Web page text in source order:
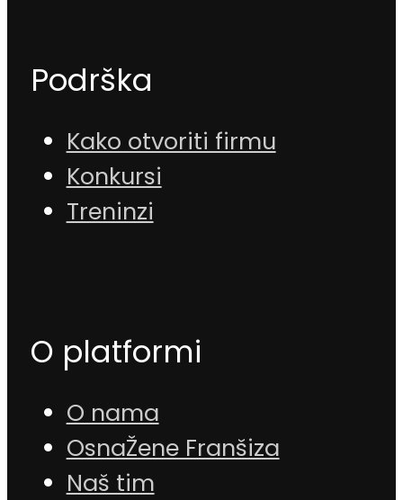
Podrška
Kako otvoriti firmu
Konkursi
Treninzi
O platformi
O nama
OsnaŽene Franšiza
Naš tim